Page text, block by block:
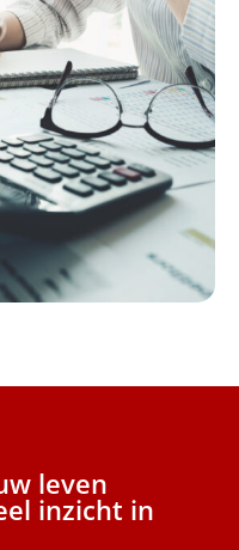
leven
inzicht in